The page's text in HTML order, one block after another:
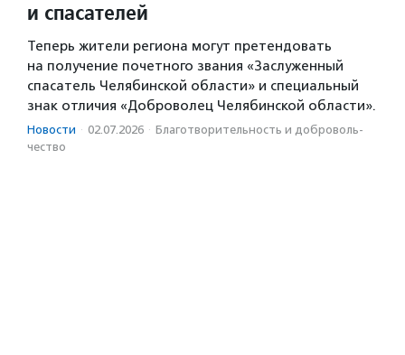
и спасателей
Теперь жители региона могут претендовать
на получение почетного звания «Заслуженный
спасатель Челябинской области» и специальный
знак отличия «Доброволец Челябинской области».
Новости · 02.07.2026 · Благотвори­тель­ность и доброволь­
чест­во